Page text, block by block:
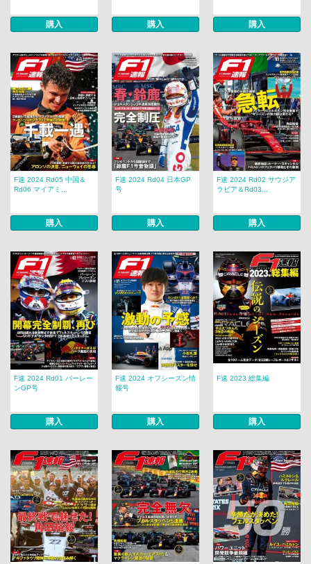
購入 購入 購入
F速 2024 Rd05 中国＆
Rd06 マイアミ...
購入
F速 2024 Rd04 日本GP
号
購入
F速 2024 Rd02 サウジア
ラビア＆Rd03...
購入
F速 2024 Rd01 バーレー
ンGP号
購入
F速 2024 オフシーズン情
報号
購入
F速 2023 総集編
購入